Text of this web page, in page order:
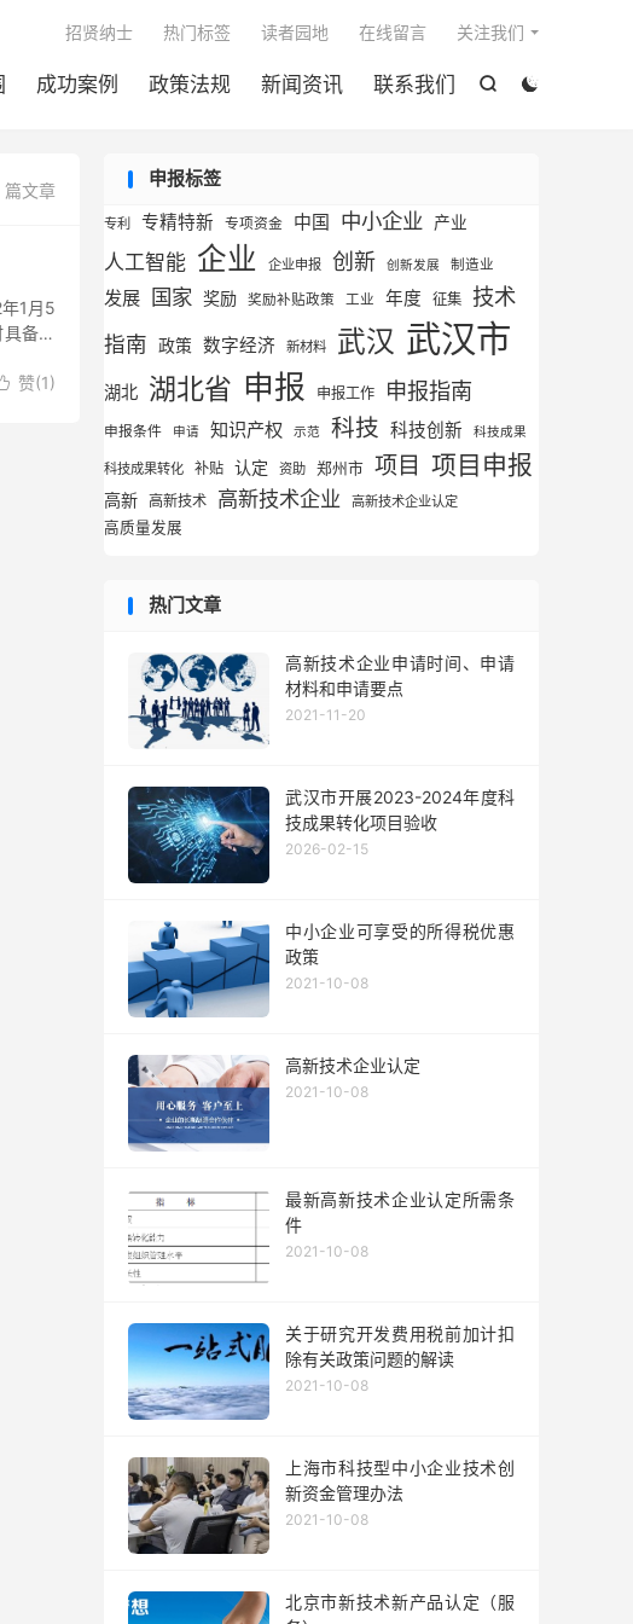


成功案例 政策法规 新闻资讯 联系我们
招贤纳士 热门标签 读者园地 在线留言 关注我们
篇文章
1月5
备以
赞(1)
申报标签
专利 专精特新 专项资金 中国 中小企业 产业
人工智能 企业 企业申报 创新 创新发展 制造业
发展 国家 奖励 奖励补贴政策 工业 年度 征集 技术
指南 政策 数字经济 新材料 武汉 武汉市
湖北 湖北省 申报 申报工作 申报指南
申报条件 申请 知识产权 示范 科技 科技创新 科技成果
科技成果转化 补贴 认定 资助 郑州市 项目 项目申报
高新 高新技术 高新技术企业 高新技术企业认定
高质量发展
热门文章
高新技术企业申请时间、申请
材料和申请要点
2021-11-20
武汉市开展2023-2024年度科
技成果转化项目验收
2026-02-15
中小企业可享受的所得税优惠
政策
2021-10-08
高新技术企业认定
2021-10-08
最新高新技术企业认定所需条
件
2021-10-08
关于研究开发费用税前加计扣
除有关政策问题的解读
2021-10-08
上海市科技型中小企业技术创
新资金管理办法
2021-10-08
北京市新技术新产品认定（服